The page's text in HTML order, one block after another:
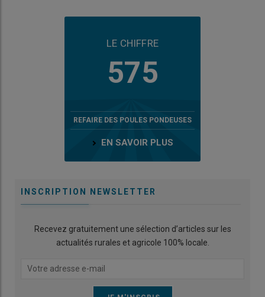
LE CHIFFRE
575
REFAIRE DES POULES PONDEUSES
EN SAVOIR PLUS
INSCRIPTION NEWSLETTER
Recevez gratuitement une sélection d’articles sur les
actualités rurales et agricole 100% locale.